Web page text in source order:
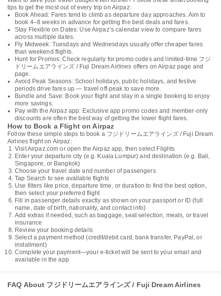
tips to get the most out of every trip on Airpaz:
Book Ahead: Fares tend to climb as departure day approaches. Aim to
book 4–8 weeks in advance for getting the best deals and fares.
Stay Flexible on Dates: Use Airpaz’s calendar view to compare fares
across multiple dates.
Fly Midweek: Tuesdays and Wednesdays usually offer cheaper fares
than weekend flights.
Hunt for Promos: Check regularly for promo codes and limited-time フジ
ドリームエアラインズ / Fuji Dream Airlines offers on Airpaz page and
page.
Avoid Peak Seasons: School holidays, public holidays, and festive
periods drive fares up — travel off-peak to save more.
Bundle and Save: Book your flight and stay in a single booking to enjoy
more savings.
Pay with the Airpaz app: Exclusive app promo codes and member-only
discounts are often the best way of getting the lower flight fares.
How to Book a Flight on Airpaz
Follow these simple steps to book a フジドリームエアラインズ / Fuji Dream
Airlines flight on Airpaz:
Visit Airpaz.com or open the Airpaz app, then select Flights
Enter your departure city (e.g. Kuala Lumpur) and destination (e.g. Bali,
Singapore, or Bangkok)
Choose your travel date and number of passengers
Tap Search to see available flights
Use filters like price, departure time, or duration to find the best option,
then select your preferred flight
Fill in passenger details exactly as shown on your passport or ID (full
name, date of birth, nationality, and contact info)
Add extras if needed, such as baggage, seat selection, meals, or travel
insurance
Review your booking details
Select a payment method (credit/debit card, bank transfer, PayPal, or
installment)
Complete your payment—your e-ticket will be sent to your email and
available in the app
FAQ About フジドリームエアラインズ / Fuji Dream Airlines